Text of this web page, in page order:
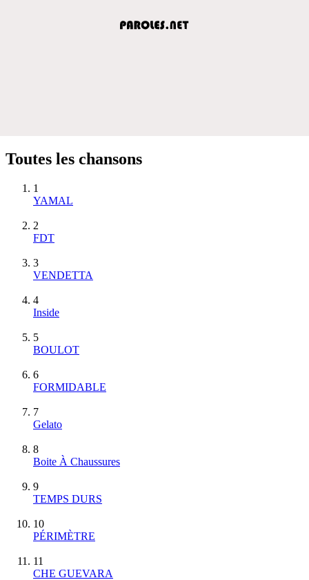
Toutes les chansons
1
YAMAL
2
FDT
3
VENDETTA
4
Inside
5
BOULOT
6
FORMIDABLE
7
Gelato
8
Boite À Chaussures
9
TEMPS DURS
10
PÉRIMÈTRE
11
CHE GUEVARA